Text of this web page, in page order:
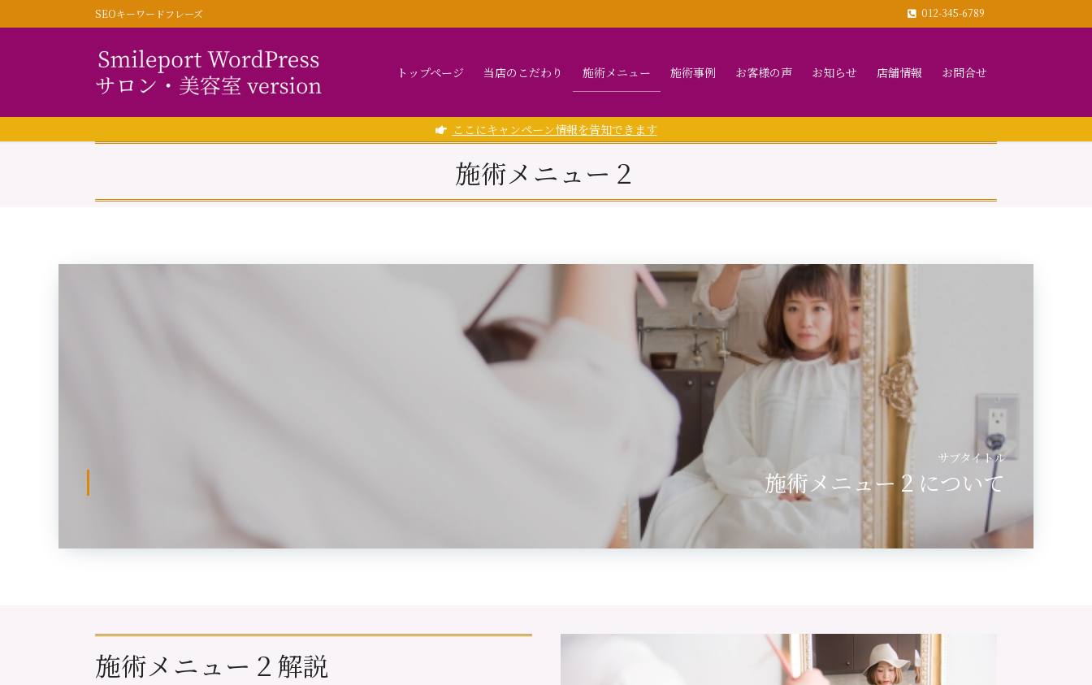
ン
に
移
ビ
ョ
ン
SEOキーワードフレーズ 012-345-6789
トップページ 当店のこだわり 施術メニュー 施術事例 お客様の声 お知らせ 店舗情報 お問合せ
ここにキャンペーン情報を告知できます
施術メニュー２
サブタイトル
施術メニュー２について
施術メニュー２解説